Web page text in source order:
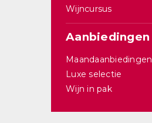
Wijncursus
Aanbiedingen
Maandaanbiedingen
Luxe selectie
Wijn in pak